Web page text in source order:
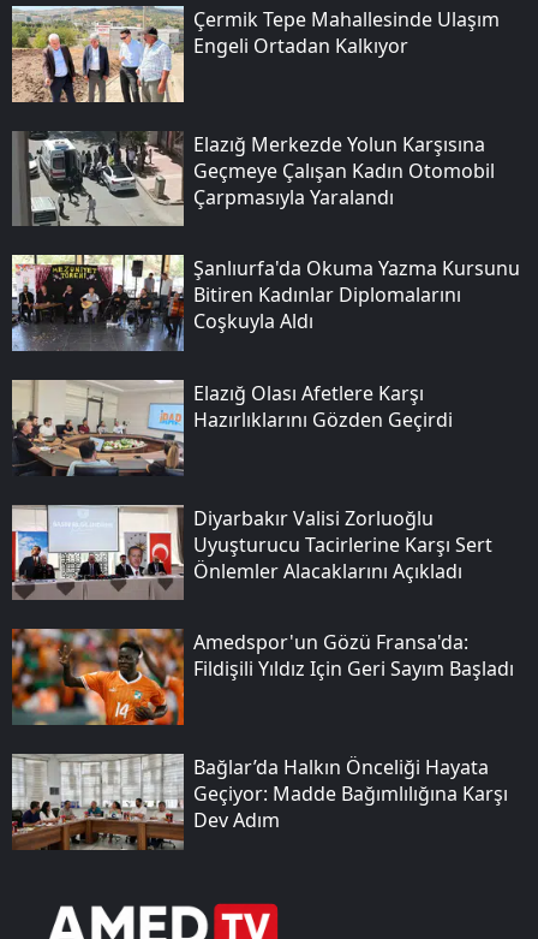
Çermik Tepe Mahallesinde Ulaşım
Engeli Ortadan Kalkıyor
Elazığ Merkezde Yolun Karşısına
Geçmeye Çalışan Kadın Otomobil
Çarpmasıyla Yaralandı
Şanlıurfa'da Okuma Yazma Kursunu
Bitiren Kadınlar Diplomalarını
Coşkuyla Aldı
Elazığ Olası Afetlere Karşı
Hazırlıklarını Gözden Geçirdi
Diyarbakır Valisi Zorluoğlu
Uyuşturucu Tacirlerine Karşı Sert
Önlemler Alacaklarını Açıkladı
Amedspor'un Gözü Fransa'da:
Fildişili Yıldız Için Geri Sayım Başladı
Bağlar’da Halkın Önceliği Hayata
Geçiyor: Madde Bağımlılığına Karşı
Dev Adım